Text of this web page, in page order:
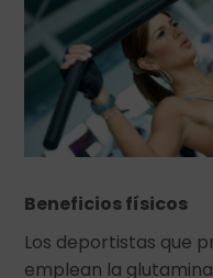
Beneficios físicos
Los deportistas que
emplean la